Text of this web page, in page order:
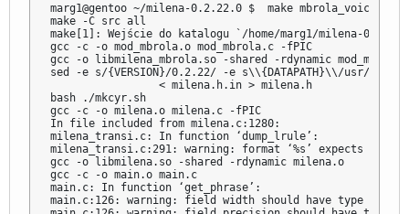
marg1@gentoo ~/milena-0.2.22.0 $  make mbrola_voice=/
make -C src all
make[1]: Wejście do katalogu `/home/marg1/milena-
gcc -c -o mod_mbrola.o mod_mbrola.c -fPIC
gcc -o libmilena_mbrola.so -shared -rdynamic
sed -e s/{VERSION}/0.2.22/ -e s\\{DATAPATH}\\/usr/
                 < milena.h.in > milena.h
bash ./mkcyr.sh
gcc -c -o milena.o milena.c -fPIC
In file included from milena.c:1280:
milena_transi.c: In function ‘dump_lrule’:
milena_transi.c:291: warning: format ‘%s’ expects type
gcc -o libmilena.so -shared -rdynamic milena.o
gcc -c -o main.o main.c
main.c: In function ‘get_phrase’:
main.c:126: warning: field width should have type